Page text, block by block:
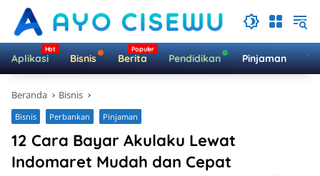
Langsung
konten
Aplikasi Bisnis Berita Pendidikan Pinjaman
Beranda Bisnis
Bisnis Perbankan Pinjaman
12 Cara Bayar Akulaku Lewat
Indomaret Mudah dan Cepat